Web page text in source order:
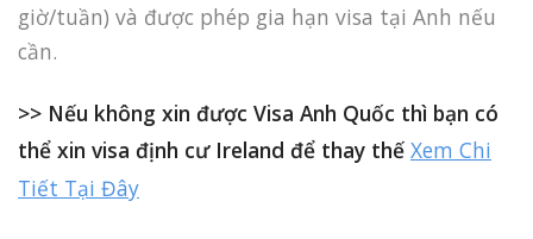
giờ/tuần) và được phép gia hạn visa tại Anh nếu
cần.
>> Nếu không xin được Visa Anh Quốc thì bạn có
thể xin visa định cư Ireland để thay thế Xem Chi
Tiết Tại Đây